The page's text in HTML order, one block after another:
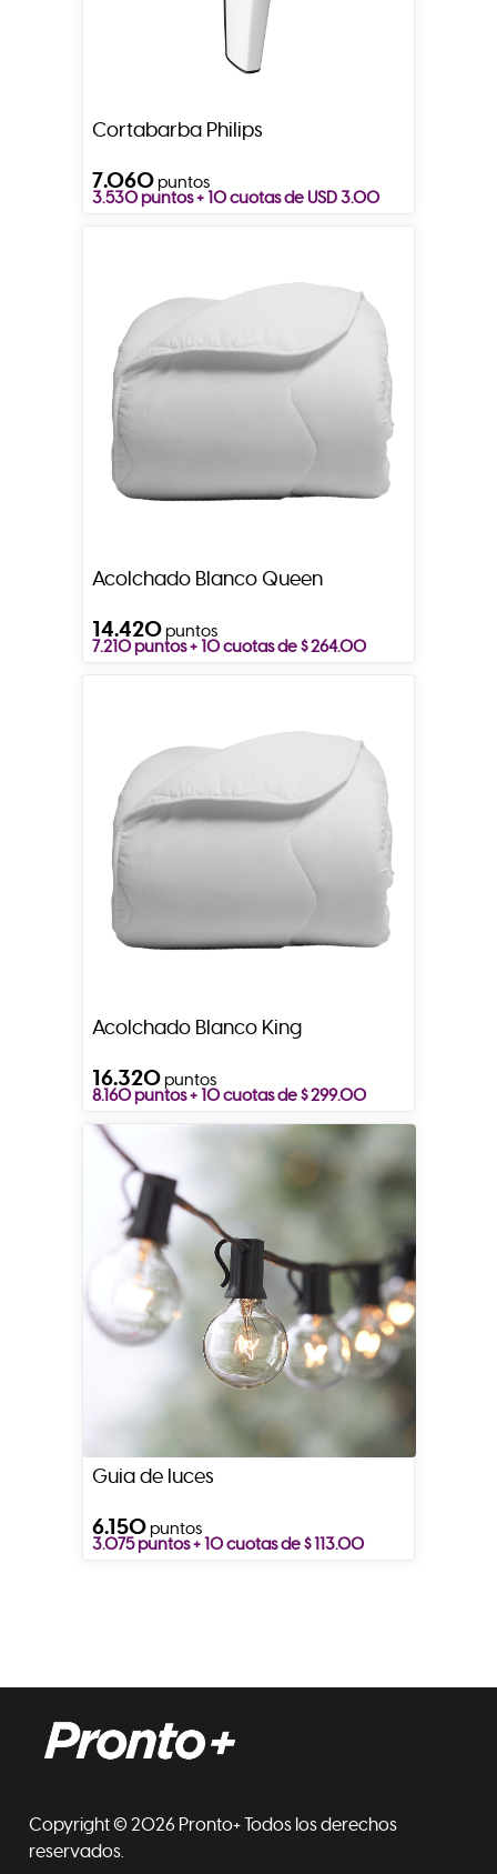
Cortabarba Philips
7.060puntos
3.530 puntos + 10 cuotas de USD 3.00
Acolchado Blanco Queen
14.420puntos
7.210 puntos + 10 cuotas de $ 264.00
Acolchado Blanco King
16.320puntos
8.160 puntos + 10 cuotas de $ 299.00
Guia de luces
6.150puntos
3.075 puntos + 10 cuotas de $ 113.00
Copyright © 2026 Pronto+ Todos los derechos
reservados.